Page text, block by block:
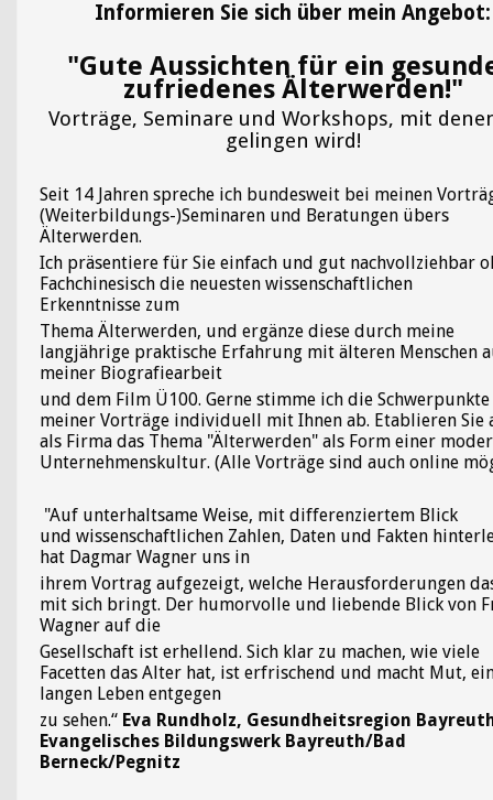
e.V.
weiterlesen
weiterlesen
Informieren Sie sich über mein Angebot:
"Gute Aussichten für ein
zufriedenes Älterwerden!"
Vorträge, Seminare und Workshops, mit
gelingen wird!
Seit 14 Jahren spreche ich bundesweit bei meinen
(Weiterbildungs-)Seminaren und Beratungen übers
Älterwerden.
Ich präsentiere für Sie einfach und gut nachvollziehbar
Fachchinesisch die neuesten wissenschaftlichen
Erkenntnisse zum
Thema Älterwerden, und ergänze diese durch meine
langjährige praktische Erfahrung mit älteren Menschen
meiner Biografiearbeit
und dem Film Ü100. Gerne stimme ich die Schwerpunkte
meiner Vorträge individuell mit Ihnen ab. Etablieren Sie
als Firma das Thema "Älterwerden" als Form einer
Unternehmenskultur. (Alle Vorträge sind auch online
"Auf unterhaltsame Weise, mit differenziertem Blick
und wissenschaftlichen Zahlen, Daten und Fakten
hat Dagmar Wagner uns in
ihrem Vortrag aufgezeigt, welche Herausforderungen
mit sich bringt. Der humorvolle und liebende Blick von
Wagner auf die
Gesellschaft ist erhellend. Sich klar zu machen, wie viele
Facetten das Alter hat, ist erfrischend und macht Mut,
langen Leben entgegen
zu sehen.“ Eva Rundholz, Gesundheitsregion
Evangelisches Bildungswerk Bayreuth/Bad
Berneck/Pegnitz